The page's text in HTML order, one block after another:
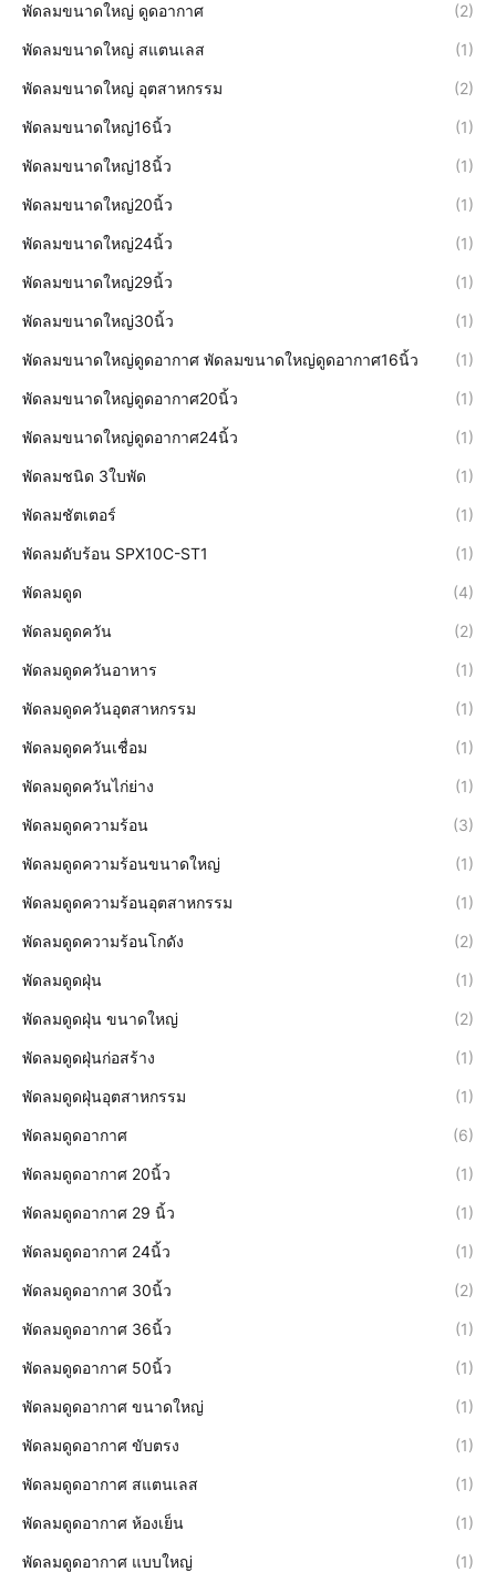
พัดลมขนาดใหญ่ ดูดอากาศ (2)
พัดลมขนาดใหญ่ สแตนเลส (1)
พัดลมขนาดใหญ่ อุตสาหกรรม (2)
พัดลมขนาดใหญ่16นิ้ว (1)
พัดลมขนาดใหญ่18นิ้ว (1)
พัดลมขนาดใหญ่20นิ้ว (1)
พัดลมขนาดใหญ่24นิ้ว (1)
พัดลมขนาดใหญ่29นิ้ว (1)
พัดลมขนาดใหญ่30นิ้ว (1)
พัดลมขนาดใหญ่ดูดอากาศ พัดลมขนาดใหญ่ดูดอากาศ16นิ้ว (1)
พัดลมขนาดใหญ่ดูดอากาศ20นิ้ว (1)
พัดลมขนาดใหญ่ดูดอากาศ24นิ้ว (1)
พัดลมชนิด 3ใบพัด (1)
พัดลมชัตเตอร์ (1)
พัดลมดับร้อน SPX10C-ST1 (1)
พัดลมดูด (4)
พัดลมดูดควัน (2)
พัดลมดูดควันอาหาร (1)
พัดลมดูดควันอุตสาหกรรม (1)
พัดลมดูดควันเชื่อม (1)
พัดลมดูดควันไก่ย่าง (1)
พัดลมดูดความร้อน (3)
พัดลมดูดความร้อนขนาดใหญ่ (1)
พัดลมดูดความร้อนอุตสาหกรรม (1)
พัดลมดูดความร้อนโกดัง (2)
พัดลมดูดฝุ่น (1)
พัดลมดูดฝุ่น ขนาดใหญ่ (2)
พัดลมดูดฝุ่นก่อสร้าง (1)
พัดลมดูดฝุ่นอุตสาหกรรม (1)
พัดลมดูดอากาศ (6)
พัดลมดูดอากาศ 20นิ้ว (1)
พัดลมดูดอากาศ 29 นิ้ว (1)
พัดลมดูดอากาศ 24นิ้ว (1)
พัดลมดูดอากาศ 30นิ้ว (2)
พัดลมดูดอากาศ 36นิ้ว (1)
พัดลมดูดอากาศ 50นิ้ว (1)
พัดลมดูดอากาศ ขนาดใหญ่ (1)
พัดลมดูดอากาศ ขับตรง (1)
พัดลมดูดอากาศ สแตนเลส (1)
พัดลมดูดอากาศ ห้องเย็น (1)
พัดลมดูดอากาศ แบบใหญ่ (1)